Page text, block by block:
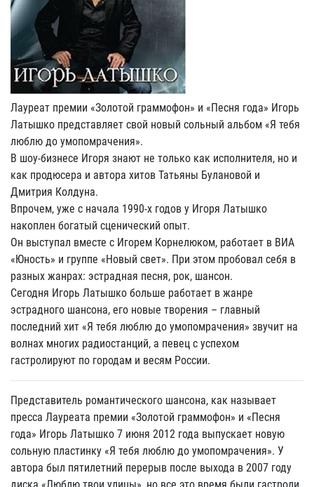
Лауреат премии «Золотой граммофон» и «Песня года» Игорь
Латышко представляет свой новый сольный альбом «Я тебя
люблю до умопомрачения».
В шоу-бизнесе Игоря знают не только как исполнителя, но и
как продюсера и автора хитов Татьяны Булановой и
Дмитрия Колдуна.
Впрочем, уже с начала 1990-х годов у Игоря Латышко
накоплен богатый сценический опыт.
Он выступал вместе с Игорем Корнелюком, работает в ВИА
«Юность» и группе «Новый свет». При этом пробовал себя в
разных жанрах: эстрадная песня, рок, шансон.
Сегодня Игорь Латышко больше работает в жанре
эстрадного шансона, его новые творения – главный
последний хит «Я тебя люблю до умопомрачения» звучит на
волнах многих радиостанций, а певец с успехом
гастролируют по городам и весям России.
Представитель романтического шансона, как называет
пресса Лауреата премии «Золотой граммофон» и «Песня
года» Игорь Латышко 7 июня 2012 года выпускает новую
сольную пластинку «Я тебя люблю до умопомрачения». У
автора был пятилетний перерыв после выхода в 2007 году